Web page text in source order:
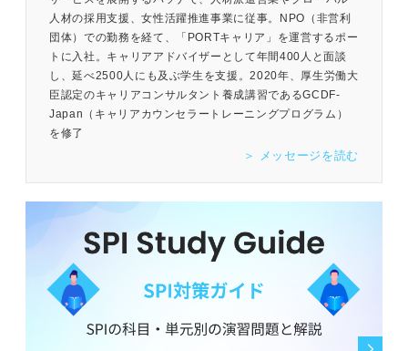
人材の採用支援、女性活躍推進事業に従事。NPO（非営利
団体）での勤務を経て、「PORTキャリア」を運営するポー
トに入社。キャリアアドバイザーとして年間400人と面談
し、延べ2500人にも及ぶ学生を支援。2020年、厚生労働大
臣認定のキャリアコンサルタント養成講習であるGCDF-
Japan（キャリアカウンセラートレーニングプログラム）
を修了
＞ メッセージを読む